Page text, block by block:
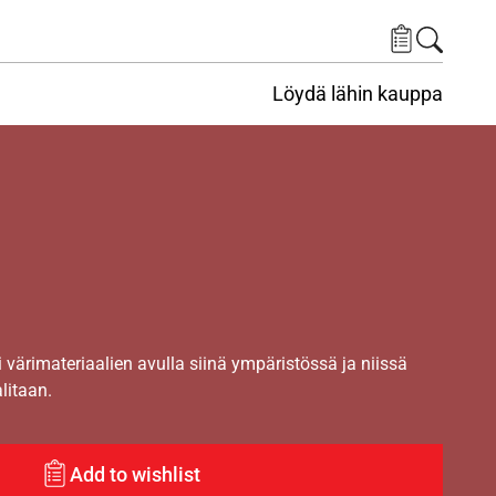
Löydä lähin kauppa
avulla siinä ympäristössä ja niissä
Add to wishlist